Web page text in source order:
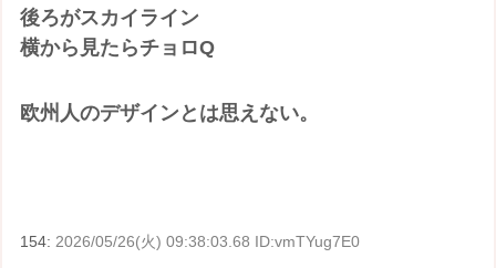
後ろがスカイライン
横から見たらチョロQ
欧州人のデザインとは思えない。
154: 2026/05/26(火) 09:38:03.68 ID:vmTYug7E0